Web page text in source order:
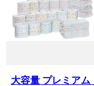
大容量 プレミアム